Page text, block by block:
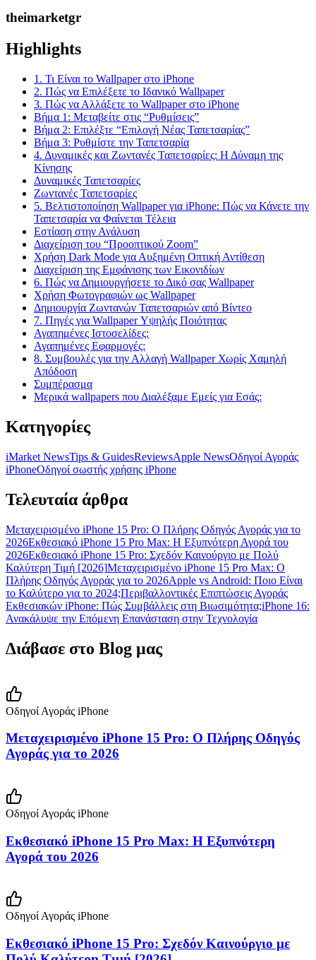
theimarketgr
Highlights
1. Τι Είναι το Wallpaper στο iPhone
2. Πώς να Επιλέξετε το Ιδανικό Wallpaper
3. Πώς να Αλλάξετε το Wallpaper στο iPhone
Βήμα 1: Μεταβείτε στις “Ρυθμίσεις”
Βήμα 2: Επιλέξτε “Επιλογή Νέας Ταπετσαρίας”
Βήμα 3: Ρυθμίστε την Ταπετσαρία
4. Δυναμικές και Ζωντανές Ταπετσαρίες: Η Δύναμη της
Κίνησης
Δυναμικές Ταπετσαρίες
Ζωντανές Ταπετσαρίες
5. Βελτιστοποίηση Wallpaper για iPhone: Πώς να Κάνετε την
Ταπετσαρία να Φαίνεται Τέλεια
Εστίαση στην Ανάλυση
Διαχείριση του “Προοπτικού Zoom”
Χρήση Dark Mode για Αυξημένη Οπτική Αντίθεση
Διαχείριση της Εμφάνισης των Εικονιδίων
6. Πώς να Δημιουργήσετε το Δικό σας Wallpaper
Χρήση Φωτογραφιών ως Wallpaper
Δημιουργία Ζωντανών Ταπετσαριών από Βίντεο
7. Πηγές για Wallpaper Υψηλής Ποιότητας
Αγαπημένες Ιστοσελίδες:
Αγαπημένες Εφαρμογές:
8. Συμβουλές για την Αλλαγή Wallpaper Χωρίς Χαμηλή
Απόδοση
Συμπέρασμα
Μερικά wallpapers που Διαλέξαμε Εμείς για Εσάς:
Κατηγορίες
iMarket NewsTips & GuidesReviewsApple NewsΟδηγοί Αγοράς
iPhoneOδηγοί σωστής χρήσης iPhone
Τελευταία άρθρα
Μεταχειρισμένο iPhone 15 Pro: Ο Πλήρης Οδηγός Αγοράς για το
2026Εκθεσιακό iPhone 15 Pro Max: Η Εξυπνότερη Αγορά του
2026Εκθεσιακό iPhone 15 Pro: Σχεδόν Καινούργιο με Πολύ
Καλύτερη Τιμή [2026]Μεταχειρισμένο iPhone 15 Pro Max: Ο
Πλήρης Οδηγός Αγοράς για το 2026Apple vs Android: Ποιο Είναι
το Καλύτερο για το 2024;Περιβαλλοντικές Επιπτώσεις Αγοράς
Εκθεσιακών iPhone: Πώς Συμβάλλεις στη Βιωσιμότητα;iPhone 16:
Ανακάλυψε την Επόμενη Επανάσταση στην Τεχνολογία
Διάβασε στο Blog μας
Οδηγοί Αγοράς iPhone
Μεταχειρισμένο iPhone 15 Pro: Ο Πλήρης Οδηγός
Αγοράς για το 2026
Οδηγοί Αγοράς iPhone
Εκθεσιακό iPhone 15 Pro Max: Η Εξυπνότερη
Αγορά του 2026
Οδηγοί Αγοράς iPhone
Εκθεσιακό iPhone 15 Pro: Σχεδόν Καινούργιο με